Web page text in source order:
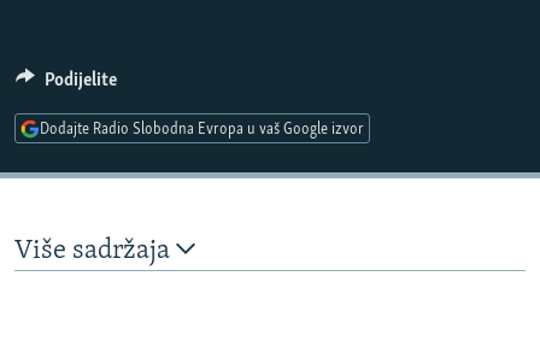
TV LIBERTY
POST SCRIPTUM
MOJA EVROPA
SVE KARTE DEJTONA
Sve RFE/RL stranice
Podijelite
Dodajte Radio Slobodna Evropa u vaš Google izvor
Više sadržaja